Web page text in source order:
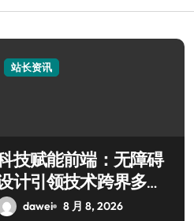
站长资讯
技赋能前端：无障碍
计引领技术跨界多元
合新潮
dawei 8 月 8, 2026